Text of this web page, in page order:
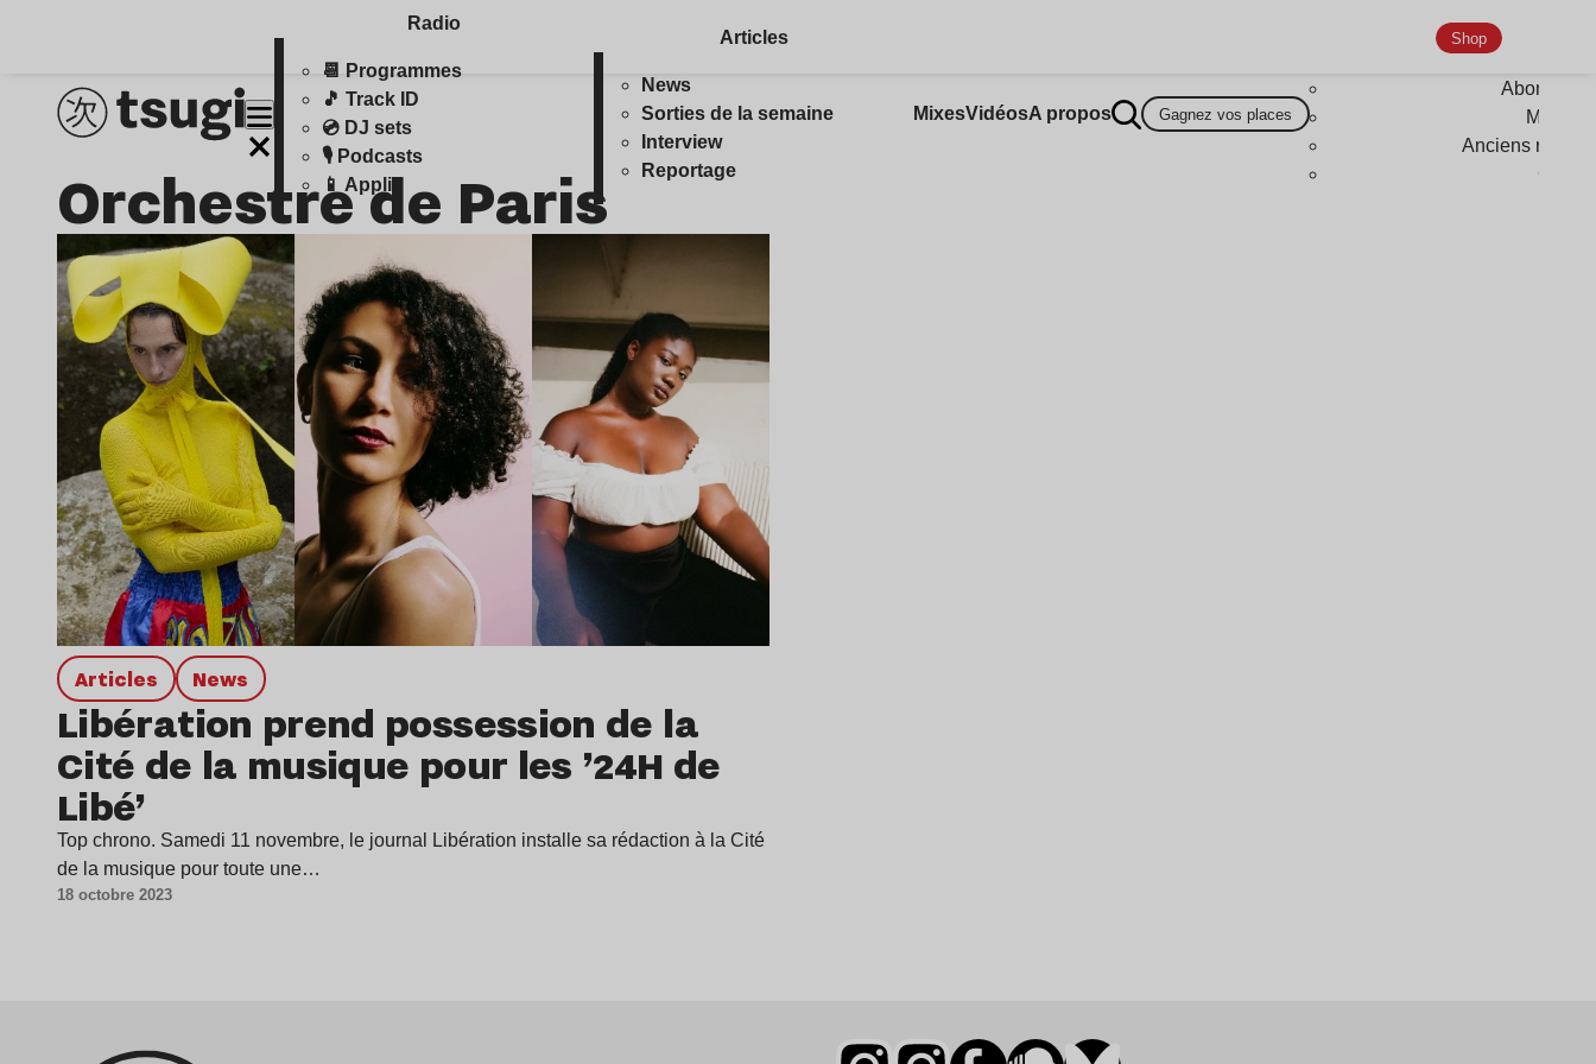
Radio
📆 Programmes
🎵 Track ID
💿 DJ sets
🎙️ Podcasts
📱 Appli
Articles
News
Sorties de la semaine
Interview
Reportage
MixesVidéosA propos Gagnez vos places
Shop
Anciens
Orchestre de Paris
Articles news
Libération prend possession de la
Cité de la musique pour les ’24H de
Libé’
Top chrono. Samedi 11 novembre, le journal Libération installe sa rédaction à la Cité
de la musique pour toute une…
18 octobre 2023